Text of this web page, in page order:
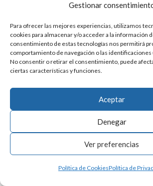
Gestionar
Para ofrecer las mejores experiencias, utilizamos
cookies para almacenar y/o acceder a la información
consentimiento de estas tecnologías nos permitirá
comportamiento de navegación o las identificaciones
No consentir o retirar el consentimiento, puede
ciertas características y funciones.
Aceptar
Denegar
Ver preferencias
Política de CookiesPolítica de
Errebal kalea 6 – 1º izda.
20600 EIBAR (Gipuzkoa)
E-mail:info@laka.eus